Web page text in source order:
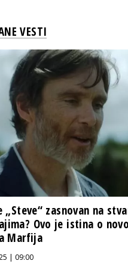
VESTI
„Steve“ zasnovan na
Ovo je istina o
Marfija
| 09:00